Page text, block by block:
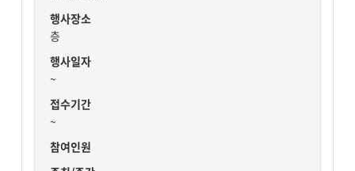
행사장소
층
행사일자
~
접수기간
~
참여인원